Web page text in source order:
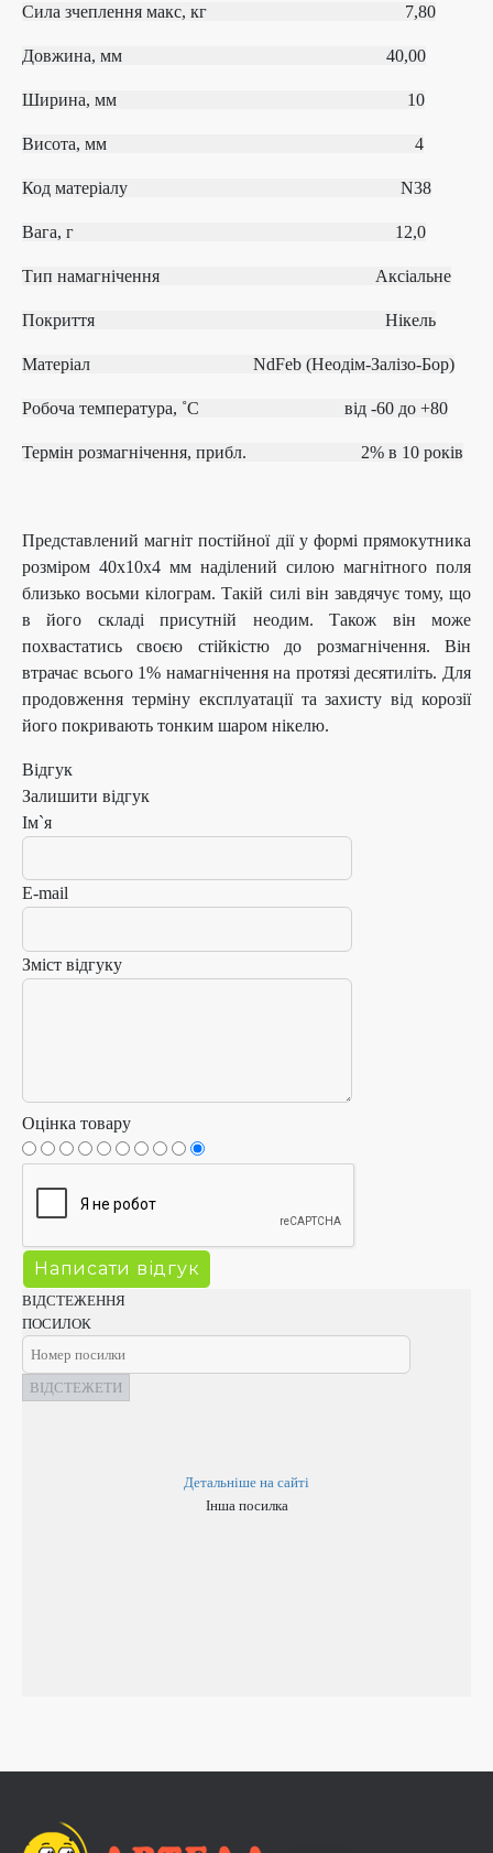
ВІДСТЕЖЕННЯ
ПОСИЛОК
ВІДСТЕЖЕТИ
Детальніше на сайті
Інша посилка
Сила зчеплення макс, кг 7,80
Довжина, мм 40,00
Ширина, мм 10
Висота, мм 4
Код матеріалу N38
Вага, г 12,0
Тип намагнічення Аксіальне
Покриття Нікель
Матеріал NdFeb (Неодім-Залізо-Бор)
Робоча температура, ˚С від ‐60 до +80
Термін розмагнічення, прибл. 2% в 10 років
Представлений магніт постійної дії у формі прямокутника
розміром 40х10х4 мм наділений силою магнітного поля
близько восьми кілограм. Такій силі він завдячує тому, що
в його складі присутній неодим. Також він може
похвастатись своєю стійкістю до розмагнічення. Він
втрачає всього 1% намагнічення на протязі десятиліть. Для
продовження терміну експлуатації та захисту від корозії
його покривають тонким шаром нікелю.
Відгук
Залишити відгук
Ім`я
E-mail
Зміст відгуку
Оцінка товару